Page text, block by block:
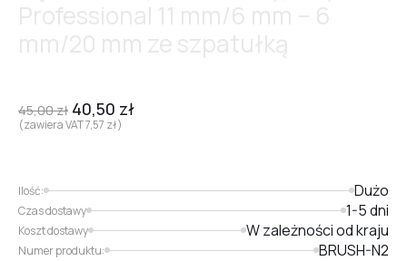
45,00zł 40,50 zł
(zawiera VAT7,57 zł)
Ilość: Dużo
Czas dostawy 1-5 dni
Koszt dostawy W zależności od kraju
Numer produktu: BRUSH-N2